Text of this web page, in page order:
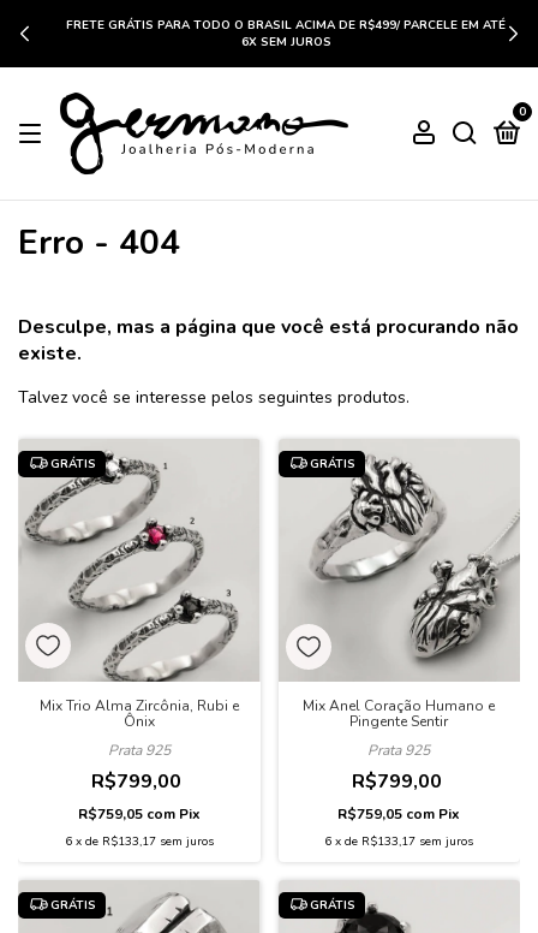
FRETE GRÁTIS PARA TODO O BRASIL ACIMA DE R$499/ PARCELE EM ATÉ
6X SEM JUROS
0
Erro - 404
Desculpe, mas a página que você está procurando não
existe.
Talvez você se interesse pelos seguintes produtos.
GRÁTIS
Mix Trio Alma Zircônia, Rubi e
Ônix
Prata 925
R$799,00
R$759,05 com Pix
6 x de R$133,17 sem juros
GRÁTIS
Mix Anel Coração Humano e
Pingente Sentir
Prata 925
R$799,00
R$759,05 com Pix
6 xde R$133,17 sem juros
GRÁTIS GRÁTIS